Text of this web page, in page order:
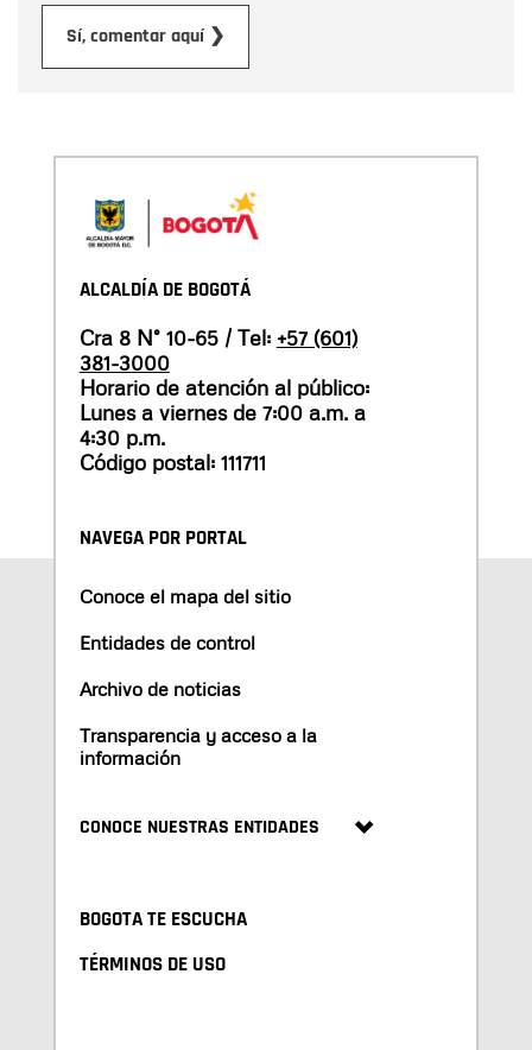
Sí, comentar aquí ❯
ALCALDÍA DE BOGOTÁ
Cra 8 N° 10-65 / Tel: +57 (601)
381-3000
Horario de atención al público:
Lunes a viernes de 7:00 a.m. a
4:30 p.m.
Código postal: 111711
NAVEGA POR PORTAL
Conoce el mapa del sitio
Entidades de control
Archivo de noticias
Transparencia y acceso a la
información
CONOCE NUESTRAS ENTIDADES
BOGOTA TE ESCUCHA
TÉRMINOS DE USO